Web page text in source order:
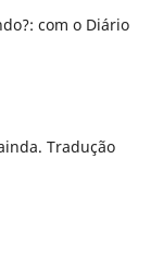
com o Diário
Tradução